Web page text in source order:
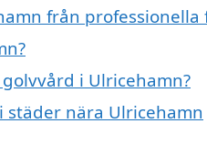
från professionella
i Ulricehamn?
städer nära Ulricehamn